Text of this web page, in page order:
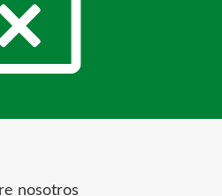
nosotros